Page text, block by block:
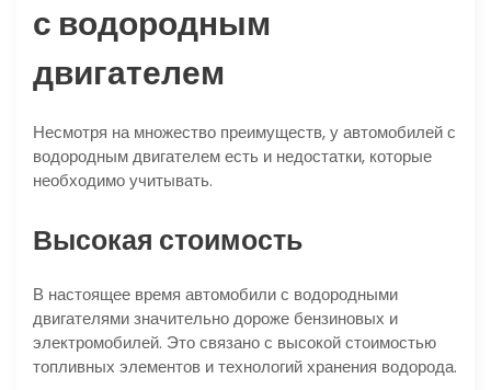
с водородным
двигателем
Несмотря на множество преимуществ, у автомобилей с
водородным двигателем есть и недостатки, которые
необходимо учитывать.
Высокая стоимость
В настоящее время автомобили с водородными
двигателями значительно дороже бензиновых и
электромобилей. Это связано с высокой стоимостью
топливных элементов и технологий хранения водорода.